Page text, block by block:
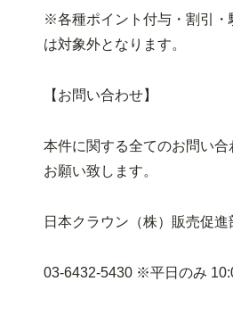
※各種ポイント付与・割引・
は対象外となります。
【お問い合わせ】
本件に関する全てのお問い
お願い致します。
日本クラウン（株）販売促
03-6432-5430 ※平日のみ